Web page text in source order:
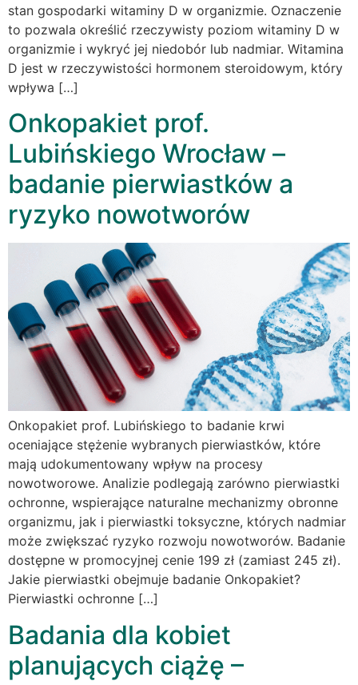
stan gospodarki witaminy D w organizmie. Oznaczenie
to pozwala określić rzeczywisty poziom witaminy D w
organizmie i wykryć jej niedobór lub nadmiar. Witamina
D jest w rzeczywistości hormonem steroidowym, który
wpływa […]
Onkopakiet prof.
Lubińskiego Wrocław –
badanie pierwiastków a
ryzyko nowotworów
Onkopakiet prof. Lubińskiego to badanie krwi
oceniające stężenie wybranych pierwiastków, które
mają udokumentowany wpływ na procesy
nowotworowe. Analizie podlegają zarówno pierwiastki
ochronne, wspierające naturalne mechanizmy obronne
organizmu, jak i pierwiastki toksyczne, których nadmiar
może zwiększać ryzyko rozwoju nowotworów. Badanie
dostępne w promocyjnej cenie 199 zł (zamiast 245 zł).
Jakie pierwiastki obejmuje badanie Onkopakiet?
Pierwiastki ochronne […]
Badania dla kobiet
planujących ciążę –